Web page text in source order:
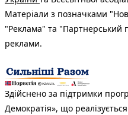
Матеріали з позначками
"Реклама" та "Партнерський
реклами.
Здійснено за підтримки
Демократія», що